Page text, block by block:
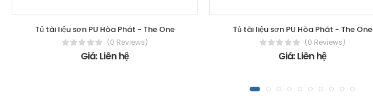
Tủ tài liệu sơn PU Hòa Phát - The One
(0 Reviews)
Giá: Liên hệ
Tủ tài liệu sơn PU Hòa Phát - The One
(0 Reviews)
Giá: Liên hệ